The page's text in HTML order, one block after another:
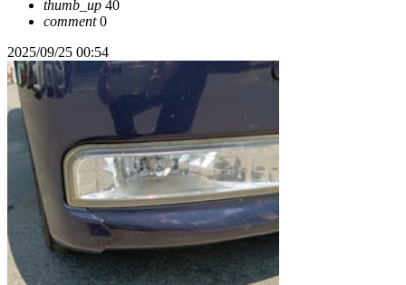
thumb_up 40
comment0
2025/09/25 00:54